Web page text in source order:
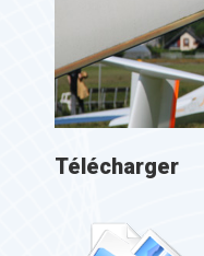
Télécharger